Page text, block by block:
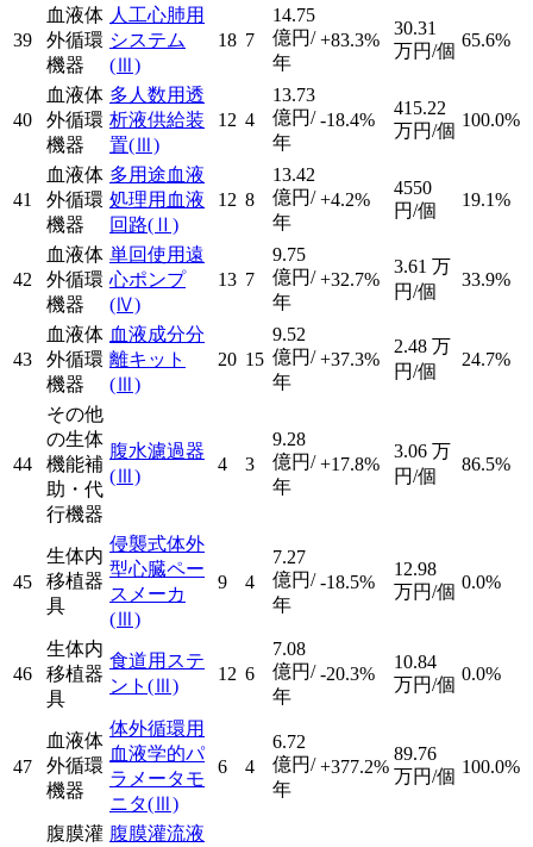
39
血液体
外循環
機器
人工心肺用
システム
(Ⅲ)
18 7
14.75
億円/
年
+83.3%
30.31
万円/個
65.6%
40
血液体
外循環
機器
多人数用透
析液供給装
置(Ⅲ)
12 4
13.73
億円/
年
-18.4%
415.22
万円/個
100.0%
41
血液体
外循環
機器
多用途血液
処理用血液
回路(Ⅱ)
12 8
13.42
億円/
年
+4.2%
4550
円/個
19.1%
42
血液体
外循環
機器
単回使用遠
心ポンプ
(Ⅳ)
13 7
9.75
億円/
年
+32.7%
3.61 万
円/個
33.9%
43
血液体
外循環
機器
血液成分分
離キット
(Ⅲ)
20 15
9.52
億円/
年
+37.3%
2.48 万
円/個
24.7%
44
その他
の生体
機能補
助・代
行機器
腹水濾過器
(Ⅲ)
4 3
9.28
億円/
年
+17.8%
3.06 万
円/個
86.5%
45
生体内
移植器
具
侵襲式体外
型心臓ペー
スメーカ
(Ⅲ)
9 4
7.27
億円/
年
-18.5%
12.98
万円/個 0.0%
46
生体内
移植器
具
食道用ステ
ント (Ⅲ)
12 6
7.08
億円/
年
-20.3%
10.84
万円/個
0.0%
47
血液体
外循環
機器
体外循環用
血液学的パ
ラメータモ
ニタ(Ⅲ)
6 4
6.72
億円/
年
+377.2%
89.76
万円/個 100.0%
腹膜灌 腹膜灌流液